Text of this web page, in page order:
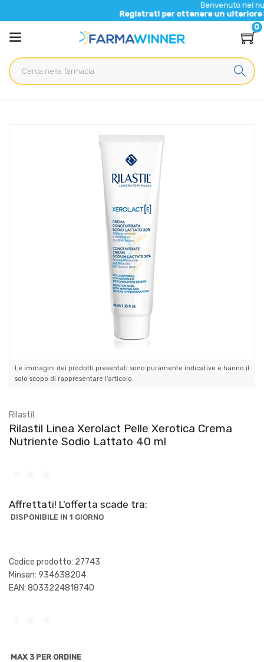
Benvenuto nel nuovo sito di
Registrati per ottenere un ulteriore 5% di
0
Lattato 40 ml
Le immagini dei prodotti presentati sono puramente indicative e hanno il
solo scopo di rappresentare l'articolo.
Rilastil
Rilastil Linea Xerolact Pelle Xerotica Crema
Nutriente Sodio Lattato 40 ml
Affrettati! L'offerta scade tra:
DISPONIBILE IN 1 GIORNO
Codice prodotto: 27743
Minsan: 934638204
EAN: 8033224818740
MAX 3 PER ORDINE